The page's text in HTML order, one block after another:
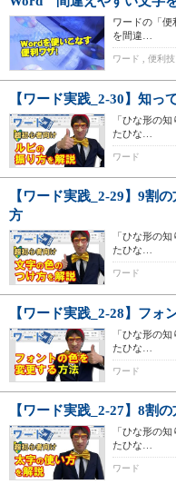
ワードの「便
を間違…
ワード , 便利技
【ワード実践_2-30】知っ
「ひな形の
たひな…
ワード
【ワード実践_2-29】9割
方
「ひな形の
たひな…
ワード
【ワード実践_2-28】フォ
「ひな形の
たひな…
ワード
【ワード実践_2-27】8割
「ひな形の
たひな…
ワード